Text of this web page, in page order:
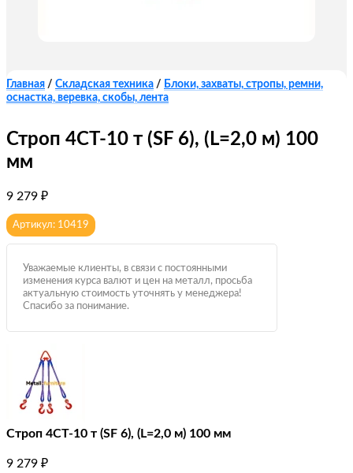
Главная / Складская техника / Блоки, захваты, стропы, ремни,
оснастка, веревка, скобы, лента
Строп 4СТ-10 т (SF 6), (L=2,0 м) 100
мм
9 279 ₽
Артикул: 10419
Уважаемые клиенты, в связи с постоянными
изменения курса валют и цен на металл, просьба
актуальную стоимость уточнять у менеджера!
Спасибо за понимание.
Строп 4СТ-10 т (SF 6), (L=2,0 м) 100 мм
9 279 ₽